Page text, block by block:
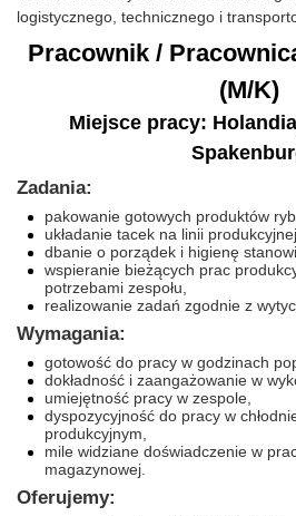
logistycznego, technicznego i
Pracownik /
(M/K)
Miejsce pracy:
Zadania:
pakowanie gotowych produktów
układanie tacek na linii produkcyjnej,
dbanie o porządek i higienę
wspieranie bieżących prac
potrzebami zespołu,
realizowanie zadań zgodnie z
Wymagania:
gotowość do pracy w godzinach
dokładność i zaangażowanie w
umiejętność pracy w zespole,
dyspozycyjność do pracy w
produkcyjnym,
mile widziane doświadczenie w
magazynowej.
Oferujemy: